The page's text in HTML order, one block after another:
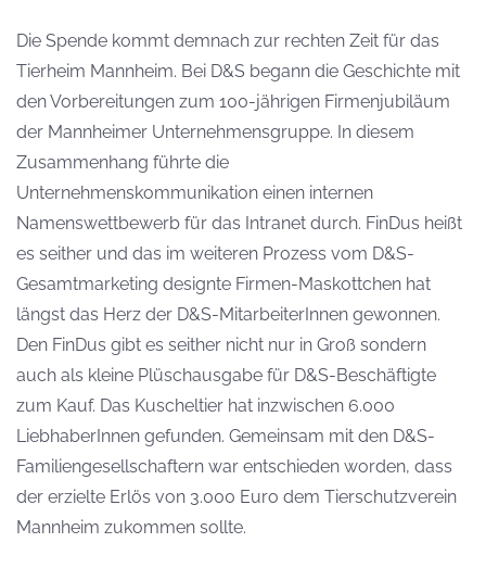
Die Spende kommt demnach zur rechten Zeit für das
Tierheim Mannheim. Bei D&S begann die Geschichte mit
den Vorbereitungen zum 100-jährigen Firmenjubiläum
der Mannheimer Unternehmensgruppe. In diesem
Zusammenhang führte die
Unternehmenskommunikation einen internen
Namenswettbewerb für das Intranet durch. FinDus heißt
es seither und das im weiteren Prozess vom D&S-
Gesamtmarketing designte Firmen-Maskottchen hat
längst das Herz der D&S-MitarbeiterInnen gewonnen.
Den FinDus gibt es seither nicht nur in Groß sondern
auch als kleine Plüschausgabe für D&S-Beschäftigte
zum Kauf. Das Kuscheltier hat inzwischen 6.000
LiebhaberInnen gefunden. Gemeinsam mit den D&S-
Familiengesellschaftern war entschieden worden, dass
der erzielte Erlös von 3.000 Euro dem Tierschutzverein
Mannheim zukommen sollte.